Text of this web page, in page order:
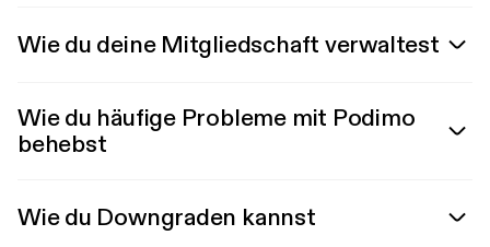
Wie du deine Mitgliedschaft verwaltest
Wie du häufige Probleme mit Podimo
behebst
Wie du Downgraden kannst